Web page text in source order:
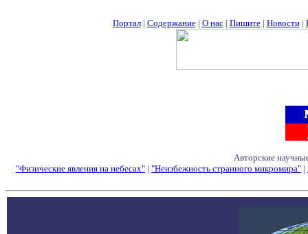
Портал| Содержание| О нас| Пишите| Новости|
Авторские
"Физические явления на небесах" | "Неизбежность странного микромира" |